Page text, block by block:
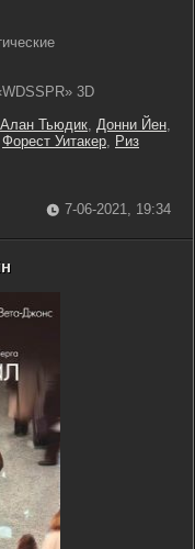
3D
Алан Тьюдик, Донни Йен,
Форест Уитакер, Риз
7-06-2021, 19:34